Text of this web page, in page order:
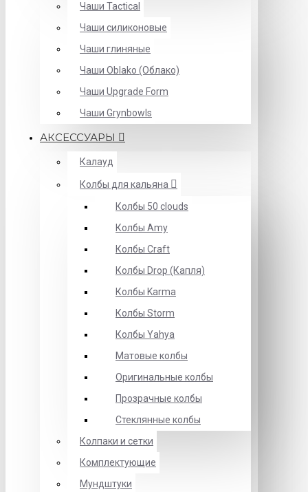
Чаши Tactical
Чаши силиконовые
Чаши глиняные
Чаши Oblako (Облако)
Чаши Upgrade Form
Чаши Grynbowls
АКСЕССУАРЫ
Калауд
Колбы для кальяна
Колбы 50 clouds
Колбы Amy
Колбы Craft
Колбы Drop (Капля)
Колбы Karma
Колбы Storm
Колбы Yahya
Матовые колбы
Оригинальные колбы
Прозрачные колбы
Стеклянные колбы
Колпаки и сетки
Комплектующие
Мундштуки